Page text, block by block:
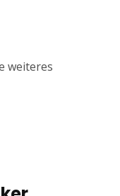
weiteres